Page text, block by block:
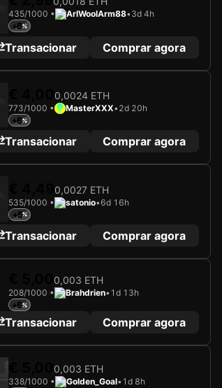
435/1000 • ArlWoolArm88•3d 4h
+6
Transacionar Comprar agora
0,0024 ETH
773/1000 • MasterXXX•2d 20h
+6
Transacionar Comprar agora
0,0027 ETH
535/1000 • satonio•6d 16h
+5
Transacionar Comprar agora
A carregar cartão...
0,003 ETH
208/1000 • Brahdrien• 1d 13h
+6
Transacionar Comprar agora
A carregar cartão...
0,003 ETH
338/1000 • Golden_Goal• 1d 8h